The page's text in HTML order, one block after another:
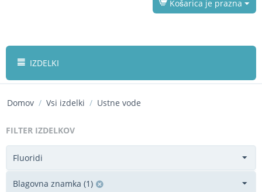
Košarica je prazna
IZDELKI
Domov / Vsi izdelki / Ustne vode
FILTER IZDELKOV
Fluoridi
Blagovna znamka (1)